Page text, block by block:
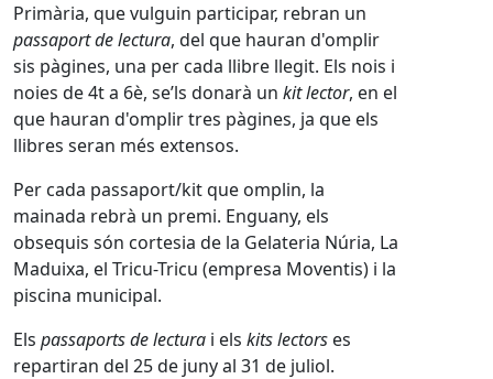
Primària, que vulguin participar, rebran un
passaport de lectura, del que hauran d'omplir
sis pàgines, una per cada llibre llegit. Els nois i
noies de 4t a 6è, se’ls donarà un kit lector, en el
que hauran d'omplir tres pàgines, ja que els
llibres seran més extensos.
Per cada passaport/kit que omplin, la
mainada rebrà un premi. Enguany, els
obsequis són cortesia de la Gelateria Núria, La
Maduixa, el Tricu-Tricu (empresa Moventis) i la
piscina municipal.
Els passaports de lectura i els kits lectors es
repartiran del 25 de juny al 31 de juliol.